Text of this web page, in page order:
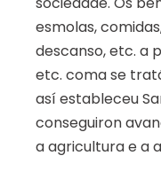
esmolas,
descanso, etc. a
etc. coma se
así estableceu
conseguiron
a agricultura e a